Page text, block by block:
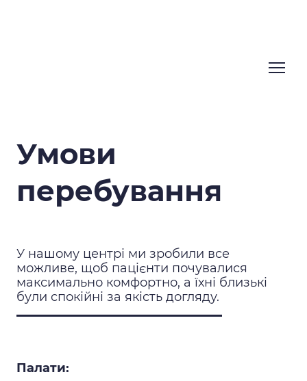
Умови
перебування
У нашому центрі ми зробили все
можливе, щоб пацієнти почувалися
максимально комфортно, а їхні близькі
були спокійні за якість догляду.
Палати: